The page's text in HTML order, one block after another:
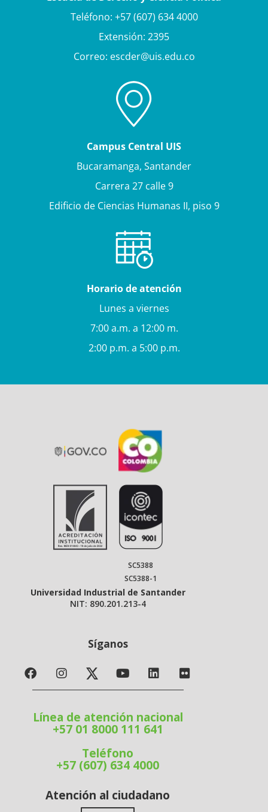
Teléfono: +57 (607) 634 4000
Extensión: 2395
Correo: escder@uis.edu.co
Campus Central UIS
Bucaramanga, Santander
Carrera 27 calle 9
Edificio de Ciencias Humanas II, piso 9
Horario de atención
Lunes a viernes
7:00 a.m. a 12:00 m.
2:00 p.m. a 5:00 p.m.